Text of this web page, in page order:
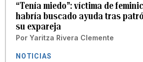
“Tenía miedo”: víctima de
habría buscado ayuda tras
su expareja
Por Yaritza Rivera Clemente
NOTICIAS